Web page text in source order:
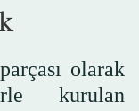
olarak
kurulan